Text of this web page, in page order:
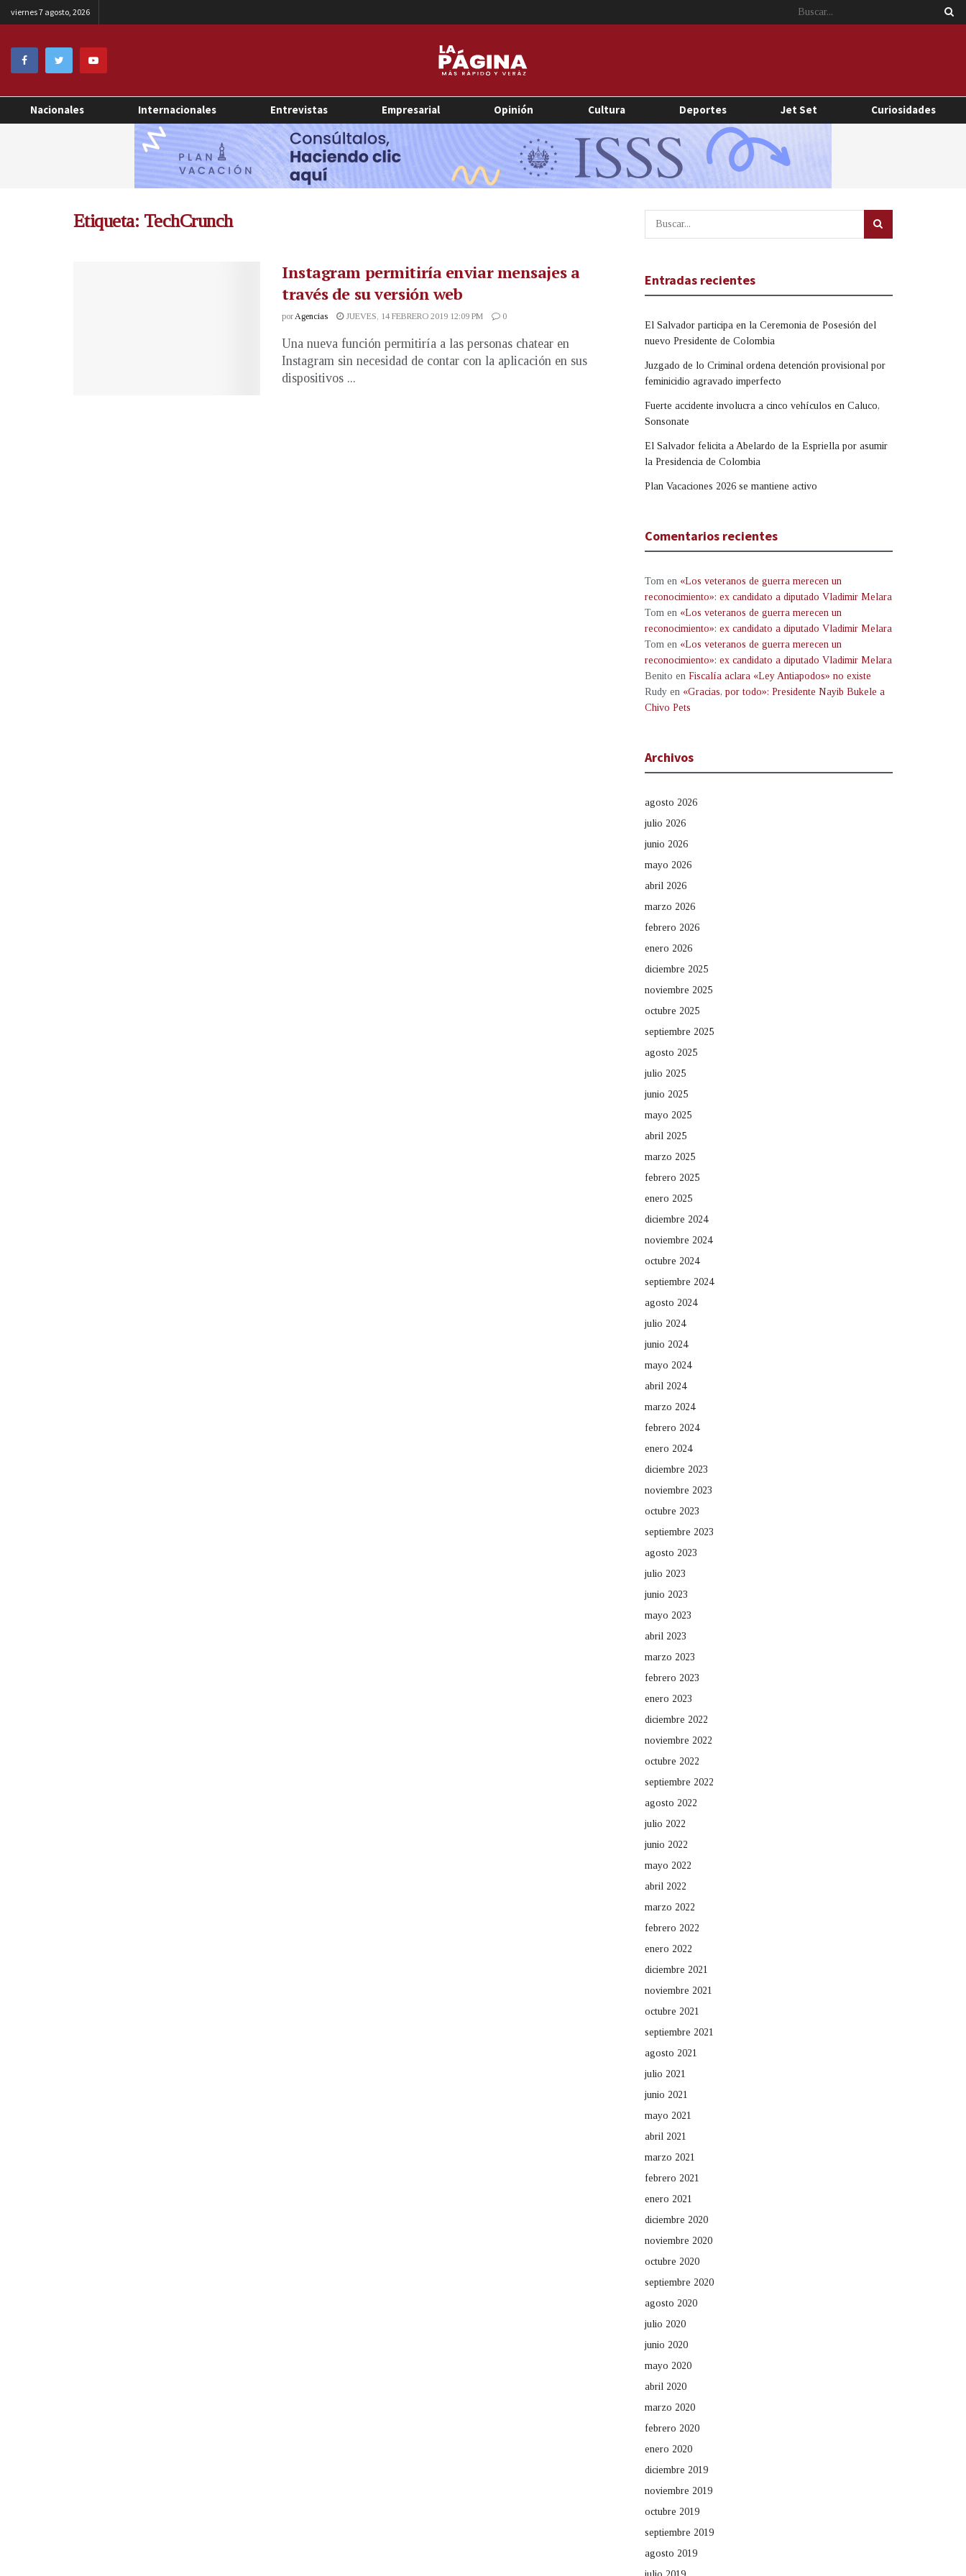
viernes 7 agosto, 2026
Nacionales Internacionales Entrevistas Empresarial Opinión Cultura Deportes Jet Set Curiosidades
Etiqueta: TechCrunch
Instagram permitiría enviar mensajes a
través de su versión web
porAgencias JUEVES, 14 FEBRERO 2019 12:09 PM 0
Una nueva función permitiría a las personas chatear en
Instagram sin necesidad de contar con la aplicación en sus
dispositivos ...
Entradas recientes
El Salvador participa en la Ceremonia de Posesión del
nuevo Presidente de Colombia
Juzgado de lo Criminal ordena detención provisional por
feminicidio agravado imperfecto
Fuerte accidente involucra a cinco vehículos en Caluco,
Sonsonate
El Salvador felicita a Abelardo de la Espriella por asumir
la Presidencia de Colombia
Plan Vacaciones 2026 se mantiene activo
Comentarios recientes
Tom en «Los veteranos de guerra merecen un
reconocimiento»: ex candidato a diputado Vladimir Melara
Tom en «Los veteranos de guerra merecen un
reconocimiento»: ex candidato a diputado Vladimir Melara
Tom en «Los veteranos de guerra merecen un
reconocimiento»: ex candidato a diputado Vladimir Melara
Benito en Fiscalía aclara «Ley Antiapodos» no existe
Rudy en «Gracias, por todo»: Presidente Nayib Bukele a
Chivo Pets
Archivos
agosto 2026
julio 2026
junio 2026
mayo 2026
abril 2026
marzo 2026
febrero 2026
enero 2026
diciembre 2025
noviembre 2025
octubre 2025
septiembre 2025
agosto 2025
julio 2025
junio 2025
mayo 2025
abril 2025
marzo 2025
febrero 2025
enero 2025
diciembre 2024
noviembre 2024
octubre 2024
septiembre 2024
agosto 2024
julio 2024
junio 2024
mayo 2024
abril 2024
marzo 2024
febrero 2024
enero 2024
diciembre 2023
noviembre 2023
octubre 2023
septiembre 2023
agosto 2023
julio 2023
junio 2023
mayo 2023
abril 2023
marzo 2023
febrero 2023
enero 2023
diciembre 2022
noviembre 2022
octubre 2022
septiembre 2022
agosto 2022
julio 2022
junio 2022
mayo 2022
abril 2022
marzo 2022
febrero 2022
enero 2022
diciembre 2021
noviembre 2021
octubre 2021
septiembre 2021
agosto 2021
julio 2021
junio 2021
mayo 2021
abril 2021
marzo 2021
febrero 2021
enero 2021
diciembre 2020
noviembre 2020
octubre 2020
septiembre 2020
agosto 2020
julio 2020
junio 2020
mayo 2020
abril 2020
marzo 2020
febrero 2020
enero 2020
diciembre 2019
noviembre 2019
octubre 2019
septiembre 2019
agosto 2019